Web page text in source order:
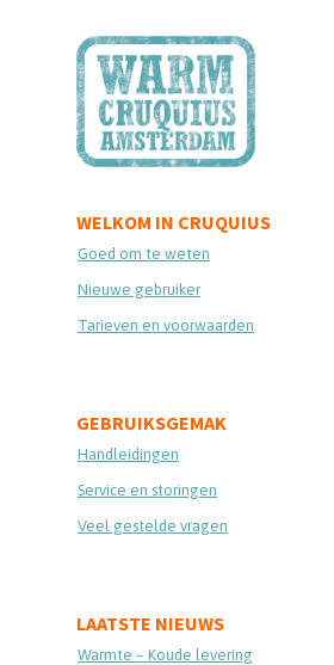
WELKOM IN CRUQUIUS
Goed om te weten
Nieuwe gebruiker
Tarieven en voorwaarden
GEBRUIKSGEMAK
Handleidingen
Service en storingen
Veel gestelde vragen
LAATSTE NIEUWS
Warmte – Koude levering